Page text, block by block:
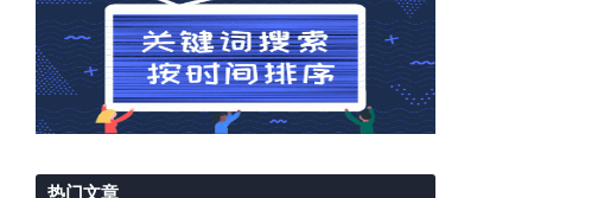
热门文章